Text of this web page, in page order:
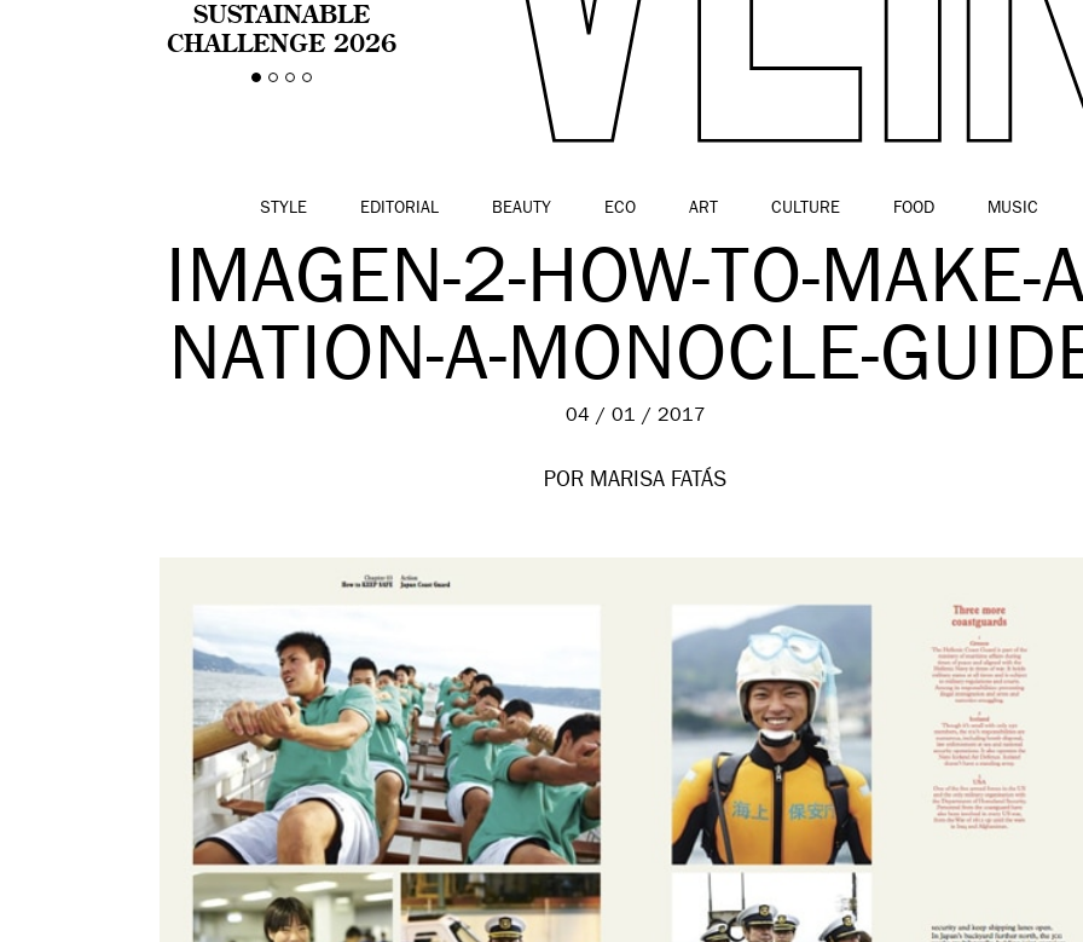
SUSTAINABLE
CHALLENGE 2026
CELEBRA LA
STYLE EDITORIAL BEAUTY ECO ART CULTURE FOOD MUSIC
IMAGEN-2-HOW-TO-MAKE-
NATION-A-MONOCLE-
04 / 01 / 2017
POR MARISA FATÁS